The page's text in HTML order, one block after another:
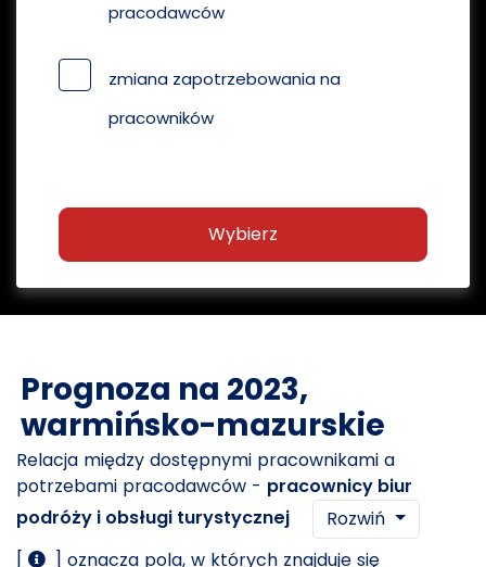
pracodawców
zmiana zapotrzebowania na
pracowników
Wybierz
Prognoza na 2023,
warmińsko-mazurskie
Relacja między dostępnymi pracownikami a
potrzebami pracodawców - pracownicy biur
podróży i obsługi turystycznej
Rozwiń
[
] oznacza pola, w których znajduje się